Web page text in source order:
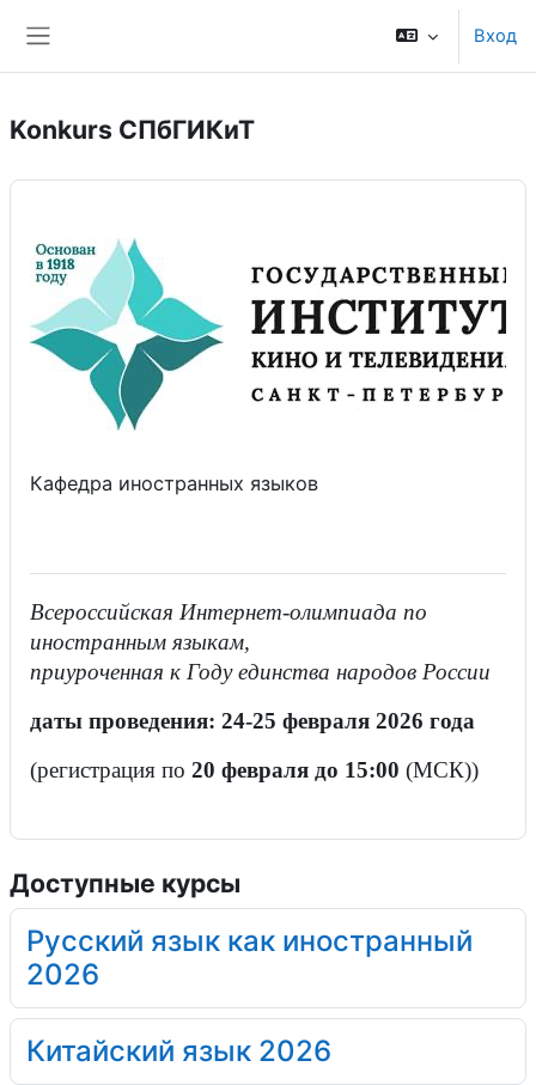
Вход
Konkurs СПбГИКиТ
Кафедра иностранных языков
Всероссийская Интернет-олимпиада по
иностранным языкам,
приуроченная к Году единства народов России
даты проведения: 24-25 февраля 2026 года
(регистрация по 20 февраля до 15:00 (МСК))
Доступные курсы
Русский язык как иностранный
2026
Китайский язык 2026